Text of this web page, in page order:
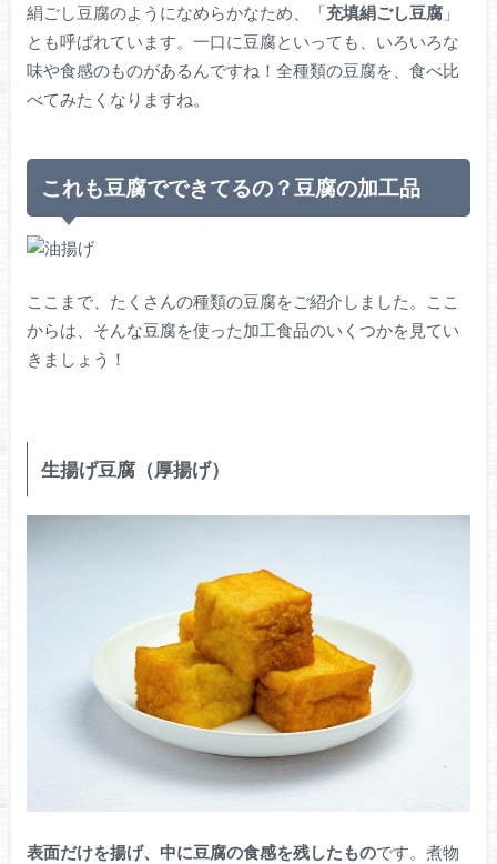
絹ごし豆腐のようになめらかなため、「充填絹ごし豆腐」
とも呼ばれています。一口に豆腐といっても、いろいろな
味や食感のものがあるんですね！全種類の豆腐を、食べ比
べてみたくなりますね。
これも豆腐でできてるの？豆腐の加工品
ここまで、たくさんの種類の豆腐をご紹介しました。ここ
からは、そんな豆腐を使った加工食品のいくつかを見てい
きましょう！
生揚げ豆腐（厚揚げ）
表面だけを揚げ、中に豆腐の食感を残したものです。煮物